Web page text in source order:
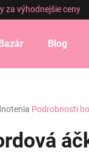
za výhodnejšie ceny
Blog
Podrobnosti